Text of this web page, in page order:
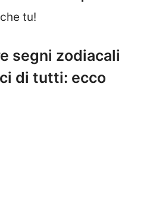
tu!
segni zodiacali
di tutti: ecco